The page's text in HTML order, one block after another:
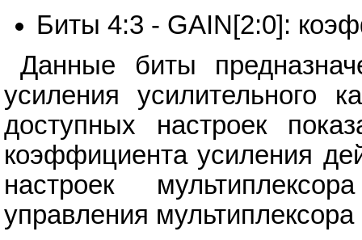
Биты 4:3 - GAIN[2:0]:
Данные биты
усиления усилительного
доступных настроек
коэффициента усиления
настроек
управления